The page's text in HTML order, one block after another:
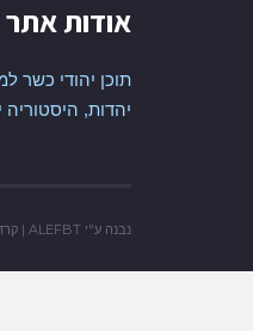
אודות אתר
תוכן יהודי כשר
יהדות, היסטוריה
נבנה ע"י ALEFBT
|